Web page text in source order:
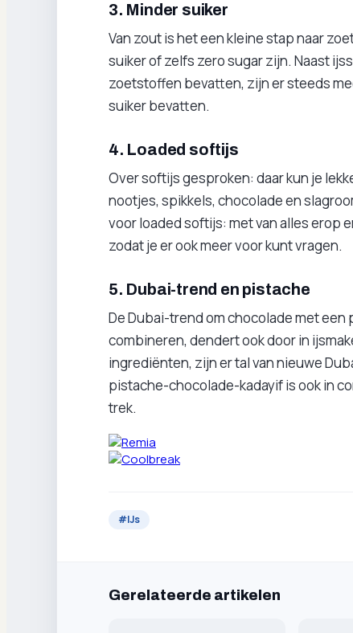
3. Minder suiker
Van zout is het een kleine stap naar
suiker of zelfs zero sugar zijn. Naast
zoetstoffen bevatten, zijn er steeds
suiker bevatten.
4. Loaded softijs
Over softijs gesproken: daar kun je
nootjes, spikkels, chocolade en
voor loaded softijs: met van alles erop
zodat je er ook meer voor kunt vragen.
5. Dubai-trend en pistache
De Dubai-trend om chocolade met
combineren, dendert ook door in
ingrediënten, zijn er tal van nieuwe
pistache-chocolade-kadayif is ook in
trek.
#IJs
Gerelateerde artikelen